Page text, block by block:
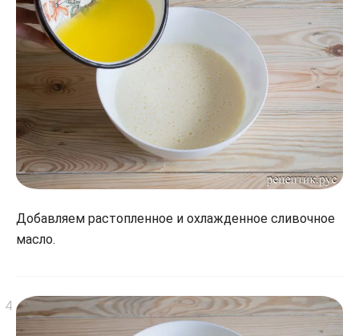
Добавляем растопленное и охлажденное сливочное
масло.